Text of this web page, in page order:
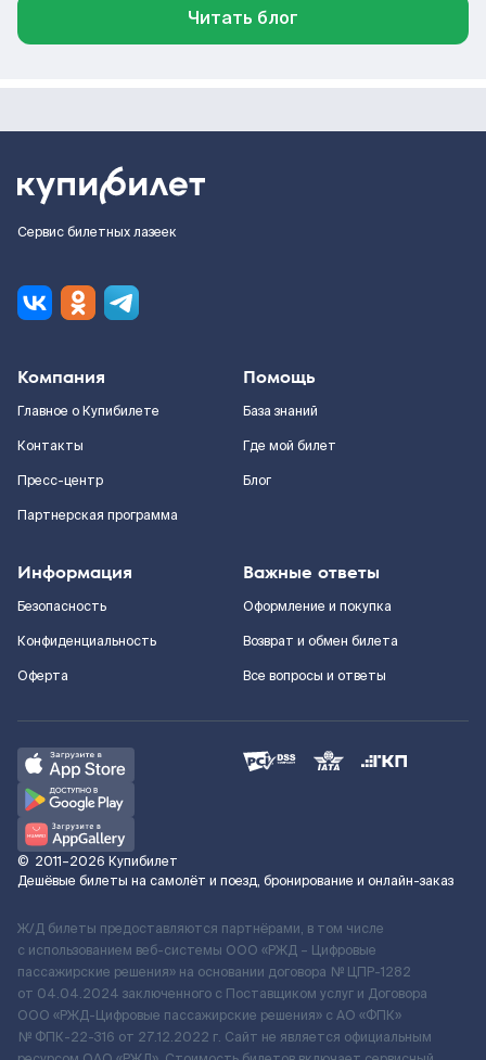
Читать блог
Сервис билетных лазеек
Компания
Главное о Купибилете
Контакты
Пресс-центр
Партнерская программа
Помощь
База знаний
Где мой билет
Блог
Информация
Безопасность
Конфиденциальность
Оферта
Важные ответы
Оформление и покупка
Возврат и обмен билета
Все вопросы и ответы
© 2011–2026 Купибилет
Дешёвые билеты на самолёт и поезд, бронирование и онлайн-заказ
Ж/Д билеты предоставляются партнёрами, в том числе
с использованием веб-системы ООО «РЖД – Цифровые
пассажирские решения» на основании договора № ЦПР-1282
от 04.04.2024 заключенного с Поставщиком услуг и Договора
ООО «РЖД-Цифровые пассажирские решения» c АО «ФПК»
№ ФПК-22-316 от 27.12.2022 г. Сайт не является официальным